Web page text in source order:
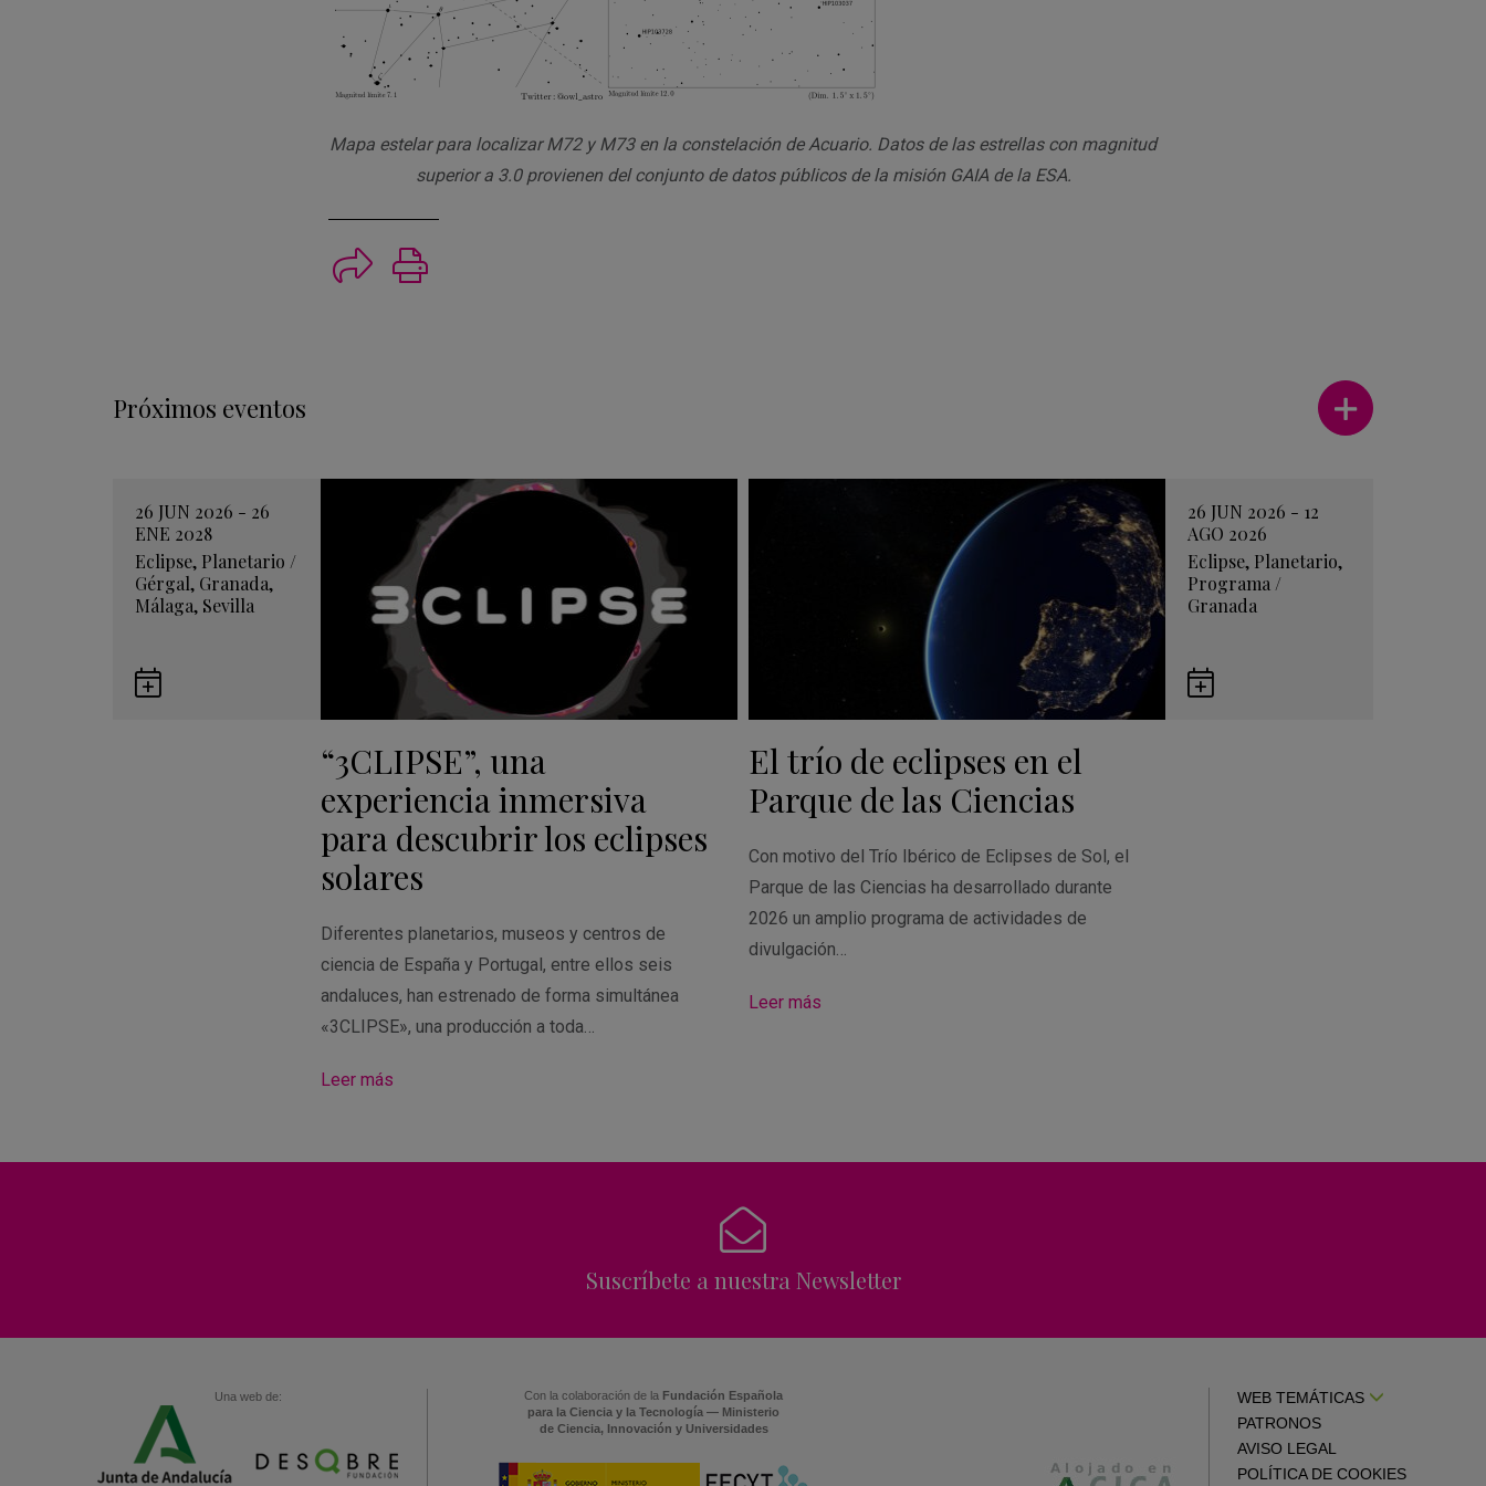
Mapa estelar para localizar M72 y M73 en la constelación de Acuario. Datos de las estrellas con magnitud
superior a 3.0 provienen del conjunto de datos públicos de la misión GAIA de la ESA.
Próximos eventos
Ver más
26 JUN 2026 - 26
ENE 2028
Eclipse, Planetario /
Gérgal, Granada,
Málaga, Sevilla
“3CLIPSE”, una
experiencia inmersiva
para descubrir los eclipses
solares
Diferentes planetarios, museos y centros de
ciencia de España y Portugal, entre ellos seis
andaluces, han estrenado de forma simultánea
«3CLIPSE», una producción a toda…
Leer más
26 JUN 2026 - 12
AGO 2026
Eclipse, Planetario,
Programa /
Granada
El trío de eclipses en el
Parque de las Ciencias
Con motivo del Trío Ibérico de Eclipses de Sol, el
Parque de las Ciencias ha desarrollado durante
2026 un amplio programa de actividades de
divulgación…
Leer más
Suscríbete a nuestra Newsletter
Una web de: Con la colaboración de la Fundación Española
para la Ciencia y la Tecnología — Ministerio
de Ciencia, Innovación y Universidades
WEB TEMÁTICAS
PATRONOS
AVISO LEGAL
POLÍTICA DE COOKIES